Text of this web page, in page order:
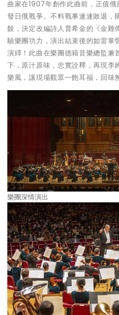
曲家在1907年創作此曲前，正值
發日俄戰爭。不料戰事連連敗退，
餘，決定改編詩人普希金的《金雞
驗樂團功力，演出結束後的如雷掌
演繹！此曲在樂團德籍音樂總監兼
下，原汁原味，忠實詮釋，再現
樂風，讓現場觀眾一飽耳福，回味
樂團深情演出